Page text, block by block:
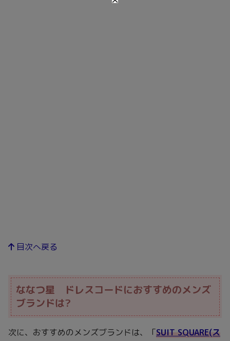
目次へ戻る
ななつ星 ドレスコードにおすすめのメンズ
ブランドは?
次に、おすすめのメンズブランドは、「SUIT SQUARE(ス